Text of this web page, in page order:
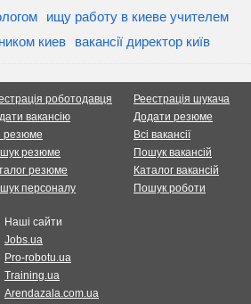
ищу работу в киеве учителем
киев
вакансії директор київ
роботодавця
вакансію
резюме
резюме
резюме
персоналу
Реестрація шукача
Додати резюме
Всі вакансії
Пошук вакансій
Каталог вакансій
Пошук роботи
Наші сайти
Jobs.ua
Pro-robotu.ua
Training.ua
Arendazala.com.ua